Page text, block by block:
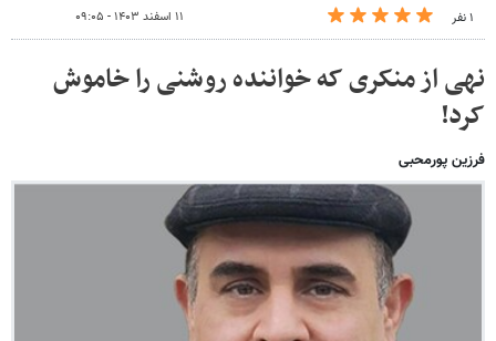
۱ نفر ۱۱ اسفند ۱۴۰۳ - ۰۹:۰۵
نهی از منکری که خواننده روشنی را خاموش
کرد!
فرزین پورمحبی